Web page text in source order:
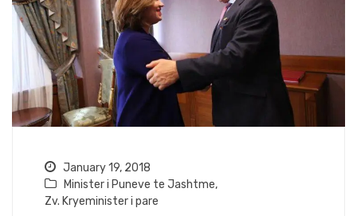
January 19, 2018
Minister i Puneve te Jashtme,
Zv. Kryeminister i pare